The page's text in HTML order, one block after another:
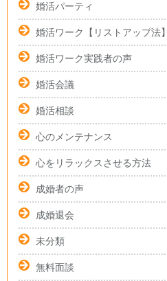
婚活パーティ
婚活ワーク【リストアップ法】
婚活ワーク実践者の声
婚活会議
婚活相談
心のメンテナンス
心をリラックスさせる方法
成婚者の声
成婚退会
未分類
無料面談